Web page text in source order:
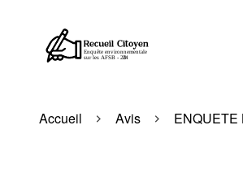
Accueil Avis ENQUETE